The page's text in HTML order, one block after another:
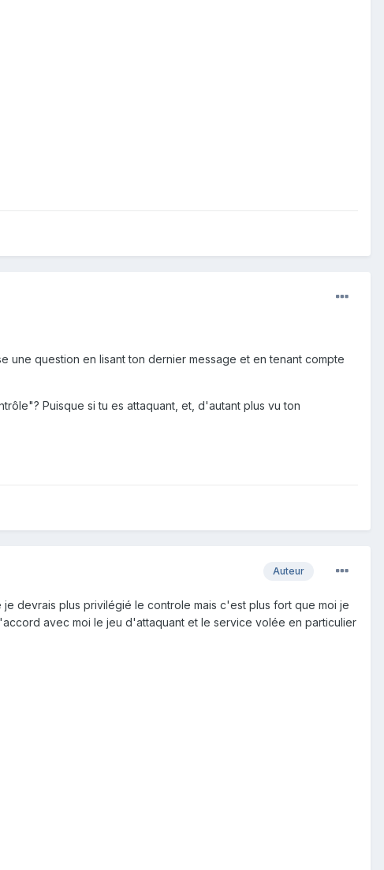
question en lisant ton dernier message et en tenant compte
Puisque si tu es attaquant, et, d'autant plus vu ton
Auteur
devrais plus privilégié le controle mais c'est plus fort que moi je
avec moi le jeu d'attaquant et le service volée en particulier